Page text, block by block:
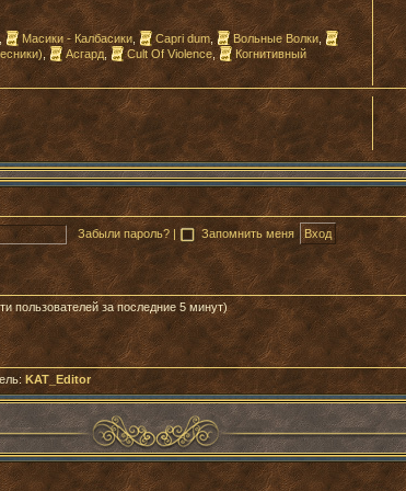
, Масики - Калбасики Capri dum, Вольные Волки
, Асгард Cult Of Violence,
Когнитивный
Забыли пароль? | Запомнить меня
пользователей за последние 5 минут)
KAT_Editor